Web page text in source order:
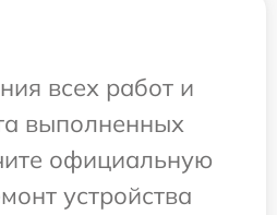
всех работ и
выполненных
официальную
устройства